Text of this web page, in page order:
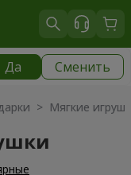
Да Сменить
> Мягкие